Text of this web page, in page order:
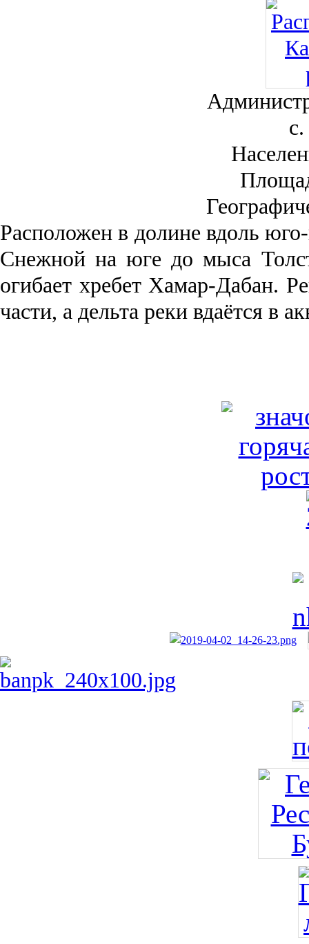
Рас­положен в долине вдоль
Снежной на юге до мыса
огибает хребет Хамар-Дабан.
части, а дельта реки вда­ётся в